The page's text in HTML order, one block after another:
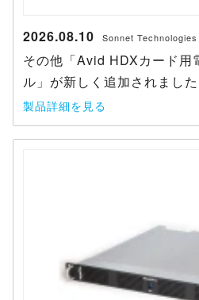
2026.08.10 Sonnet Technologies
その他「Avid HDXカード用
ル」が新しく追加されました
製品詳細を見る